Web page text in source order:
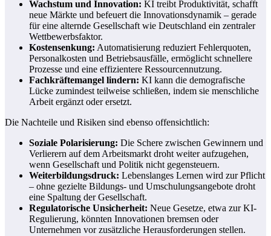
Wachstum und Innovation: KI treibt Produktivität, schafft
neue Märkte und befeuert die Innovationsdynamik – gerade
für eine alternde Gesellschaft wie Deutschland ein zentraler
Wettbewerbsfaktor.
Kostensenkung: Automatisierung reduziert Fehlerquoten,
Personalkosten und Betriebsausfälle, ermöglicht schnellere
Prozesse und eine effizientere Ressourcennutzung.
Fachkräftemangel lindern: KI kann die demografische
Lücke zumindest teilweise schließen, indem sie menschliche
Arbeit ergänzt oder ersetzt.
Die Nachteile und Risiken sind ebenso offensichtlich:
Soziale Polarisierung: Die Schere zwischen Gewinnern und
Verlierern auf dem Arbeitsmarkt droht weiter aufzugehen,
wenn Gesellschaft und Politik nicht gegensteuern.
Weiterbildungsdruck: Lebenslanges Lernen wird zur Pflicht
– ohne gezielte Bildungs- und Umschulungsangebote droht
eine Spaltung der Gesellschaft.
Regulatorische Unsicherheit: Neue Gesetze, etwa zur KI-
Regulierung, könnten Innovationen bremsen oder
Unternehmen vor zusätzliche Herausforderungen stellen.